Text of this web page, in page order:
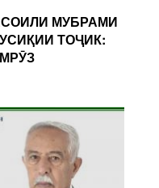
МУБРАМИ
ТОҶИК: